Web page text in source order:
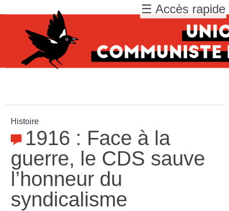
Histoire
1916 : Face à la
guerre, le CDS sauve
l’honneur du
syndicalisme
☰ Accès rapide